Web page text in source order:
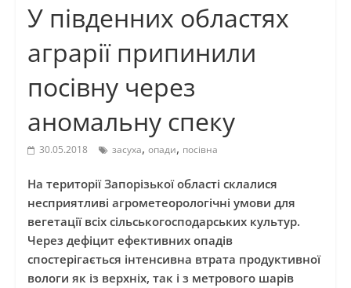
У південних областях
аграрії припинили
посівну через
аномальну спеку
30.05.2018 засуха, опади, посівна
На території Запорізької області склалися
несприятливі агрометеорологічні умови для
вегетації всіх сільськогосподарських культур.
Через дефіцит ефективних опадів
спостерігається інтенсивна втрата продуктивної
вологи як із верхніх, так і з метрового шарів